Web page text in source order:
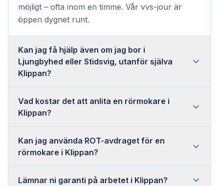
möjligt – ofta inom en timme. Vår vvs-jour är
öppen dygnet runt.
Kan jag få hjälp även om jag bor i
Ljungbyhed eller Stidsvig, utanför själva
Klippan?
Vad kostar det att anlita en rörmokare i
Klippan?
Kan jag använda ROT-avdraget för en
rörmokare i Klippan?
Lämnar ni garanti på arbetet i Klippan?